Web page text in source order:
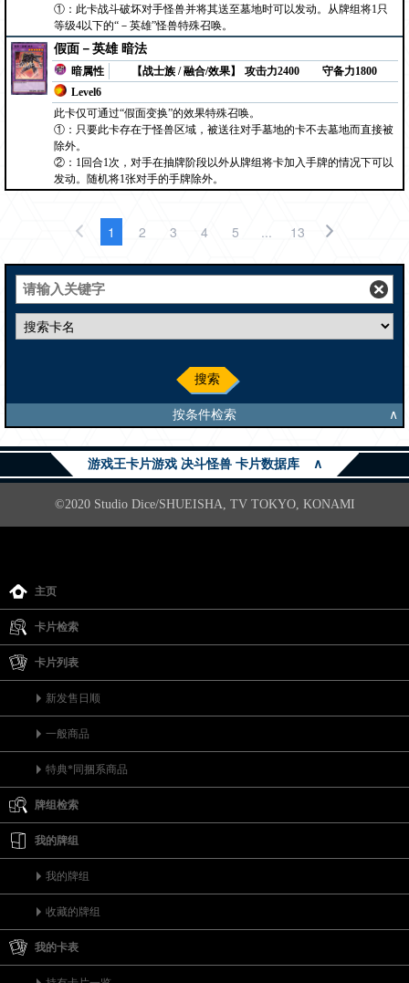
①：此卡战斗破坏对手怪兽并将其送至墓地时可以发动。从牌组将1只
等级4以下的“－英雄”怪兽特殊召唤。
假面－英雄 暗法
暗属性
【战士族 / 融合/效果】
Level6
攻击力2400 守备力1800
此卡仅可通过“假面变换”的效果特殊召唤。
①：只要此卡存在于怪兽区域，被送往对手墓地的卡不去墓地而直接被
除外。
②：1回合1次，对手在抽牌阶段以外从牌组将卡加入手牌的情况下可以
发动。随机将1张对手的手牌除外。
1 2 3 4 5 ... 13
搜索
按条件检索 ∧
游戏王卡片游戏 决斗怪兽 卡片数据库 ∧
©2020 Studio Dice/SHUEISHA, TV TOKYO, KONAMI
主页
卡片检索
卡片列表
新发售日顺
一般商品
特典*同捆系商品
牌组检索
我的牌组
我的牌组
收藏的牌组
我的卡表